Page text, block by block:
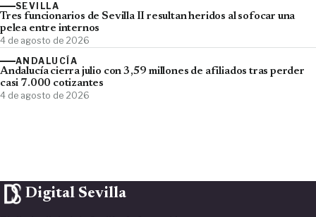
SEVILLA
Tres funcionarios de Sevilla II resultan heridos al sofocar una
pelea entre internos
4 de agosto de 2026
ANDALUCÍA
Andalucía cierra julio con 3,59 millones de afiliados tras perder
casi 7.000 cotizantes
4 de agosto de 2026
Digital Sevilla